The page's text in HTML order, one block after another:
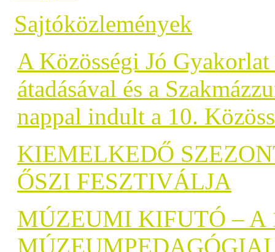
Sajtóközlemények
A Közösségi Jó
átadásával és a
nappal indult a 10.
KIEMELKEDŐ
ŐSZI FESZTIVÁLJA
MÚZEUMI KIFUTÓ – A